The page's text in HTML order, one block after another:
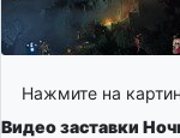
Нажмите на
Видео заставки